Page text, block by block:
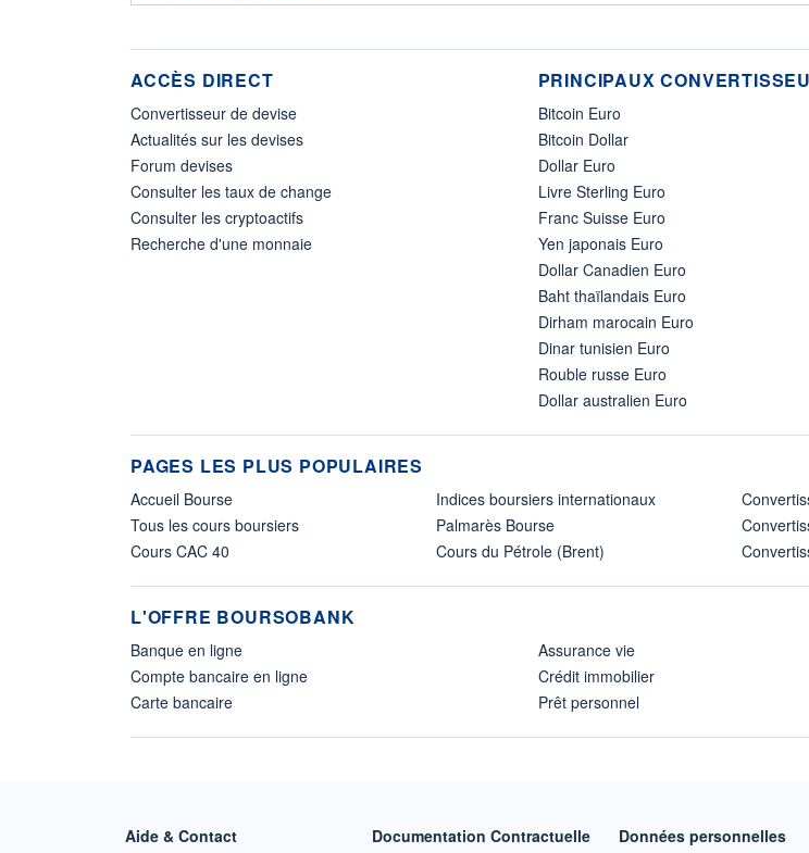
ACCÈS DIRECT
Convertisseur de devise
Actualités sur les devises
Forum devises
Consulter les taux de change
Consulter les cryptoactifs
Recherche d'une monnaie
PRINCIPAUX
Bitcoin Euro
Bitcoin Dollar
Dollar Euro
Livre Sterling Euro
Franc Suisse Euro
Yen japonais Euro
Dollar Canadien Euro
Baht thaïlandais Euro
Dirham marocain Euro
Dinar tunisien Euro
Rouble russe Euro
Dollar australien Euro
PAGES LES PLUS POPULAIRES
Accueil Bourse
Tous les cours boursiers
Cours CAC 40
Indices boursiers internationaux
Palmarès Bourse
Cours du Pétrole (Brent)
L'OFFRE BOURSOBANK
Banque en ligne
Compte bancaire en ligne
Carte bancaire
Assurance vie
Crédit immobilier
Prêt personnel
Aide & Contact Documentation Contractuelle Données personnelles